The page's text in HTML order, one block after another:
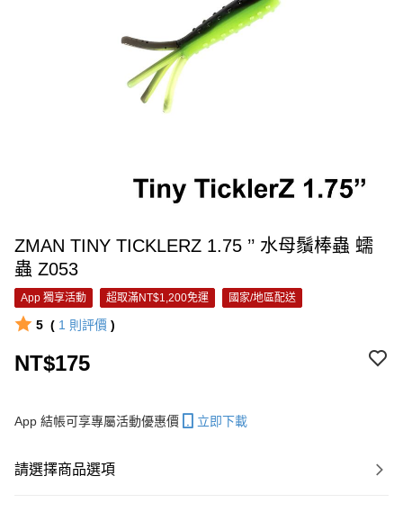
ZMAN TINY TICKLERZ 1.75 ’’ 水母鬚棒蟲 蠕
蟲 Z053
App 獨享活動 超取滿NT$1,200免運 國家/地區配送
5 ( 1 則評價 )
NT$175
App 結帳可享專屬活動優惠價 立即下載
請選擇商品選項